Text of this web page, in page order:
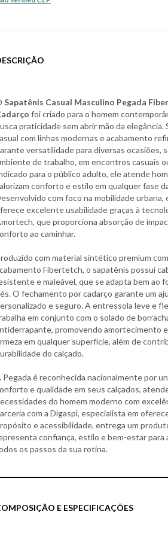
Sapatênis Casual Masculino Pegada
foi criado para o homem
praticidade sem abrir mão da elegância.
com linhas modernas e acabamento
versatilidade para diversas ocasiões,
de trabalho, em encontros casuais
para o público adulto, ele atende
conforto e estilo em qualquer fase
com foco na mobilidade urbana,
excelente usabilidade graças à
que proporciona absorção de
ao caminhar.
com material sintético premium com
Fibertetch, o sapatênis possui
e maleável, que se adapta bem ao
O fechamento por cadarço garante um
e seguro. A entressola leve e
em conjunto com o solado de
promovendo amortecimento
em qualquer superfície, além de
do calçado.
Pegada é reconhecida nacionalmente por
e qualidade em seus calçados,
do homem moderno com
com a Digaspi, especialista em
e acessibilidade, entrega um
confiança, estilo e bem-estar para
os passos da sua rotina.
E ESPECIFICAÇÕES